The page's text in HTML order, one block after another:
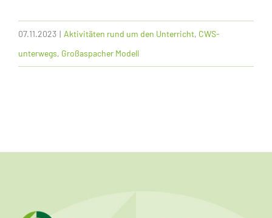
07.11.2023 | Aktivitäten rund um den Unterricht, CWS-
unterwegs, Großaspacher Modell